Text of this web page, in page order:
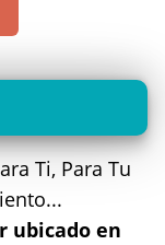
Ti, Para Tu
ubicado en